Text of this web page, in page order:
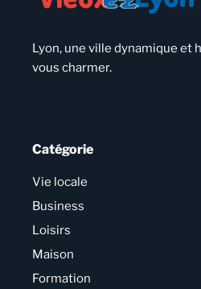
Lyon, une ville dynamique et
vous charmer.
Catégorie
Vie locale
Business
Loisirs
Maison
Formation